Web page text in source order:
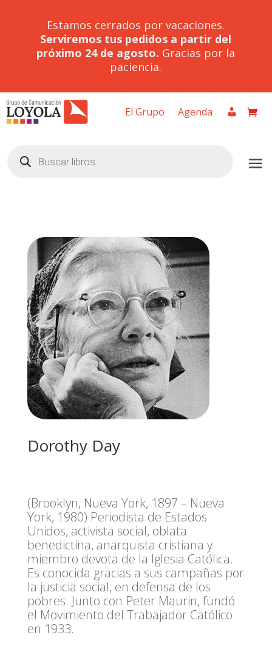
Estamos cerrados por vacaciones.
Serviremos tus pedidos a partir del
próximo 24 de agosto. Gracias por la
paciencia.
El Grupo Agenda
productos
Dorothy Day
(Brooklyn, Nueva York, 1897 – Nueva
York, 1980) Periodista de Estados
Unidos, activista social, oblata
benedictina, anarquista cristiana y
miembro devota de la Iglesia Católica.
Es conocida gracias a sus campañas por
la justicia social, en defensa de los
pobres. Junto con Peter Maurin, fundó
el Movimiento del Trabajador Católico
en 1933.